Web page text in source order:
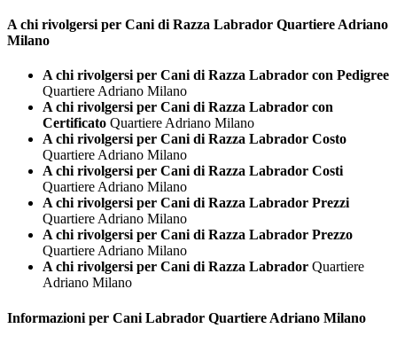
A chi rivolgersi per Cani di Razza Labrador Quartiere Adriano
Milano
A chi rivolgersi per Cani di Razza Labrador con Pedigree
Quartiere Adriano Milano
A chi rivolgersi per Cani di Razza Labrador con
Certificato Quartiere Adriano Milano
A chi rivolgersi per Cani di Razza Labrador Costo
Quartiere Adriano Milano
A chi rivolgersi per Cani di Razza Labrador Costi
Quartiere Adriano Milano
A chi rivolgersi per Cani di Razza Labrador Prezzi
Quartiere Adriano Milano
A chi rivolgersi per Cani di Razza Labrador Prezzo
Quartiere Adriano Milano
A chi rivolgersi per Cani di Razza Labrador Quartiere
Adriano Milano
Informazioni per Cani Labrador Quartiere Adriano Milano